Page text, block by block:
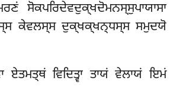
ਸੋਕਪਰਿਦੇਵਦੁਕ੍ਖਦੋਮਨਸ੍ਸੁਪਾਯਾਸਾ
ਕੇਵਲਸ੍ਸ ਦੁਕ੍ਖਕ੍ਖਨ੍ਧਸ੍ਸ ਸਮੁਦਯੋ
ਵਿਦਿਤ੍ਵਾ ਤਾਯਂ ਵੇਲਾਯਂ ਇਮਂ